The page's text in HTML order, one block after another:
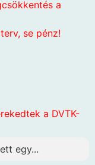
a
se pénz!
a DVTK-
egy...